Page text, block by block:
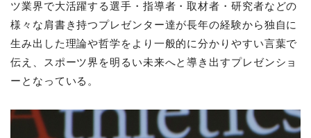
ツ業界で大活躍する選手・指導者・取材者・研究者などの
様々な肩書き持つプレゼンター達が長年の経験から独自に
生み出した理論や哲学をより一般的に分かりやすい言葉で
伝え、スポーツ界を明るい未来へと導き出すプレゼンショ
ーとなっている。